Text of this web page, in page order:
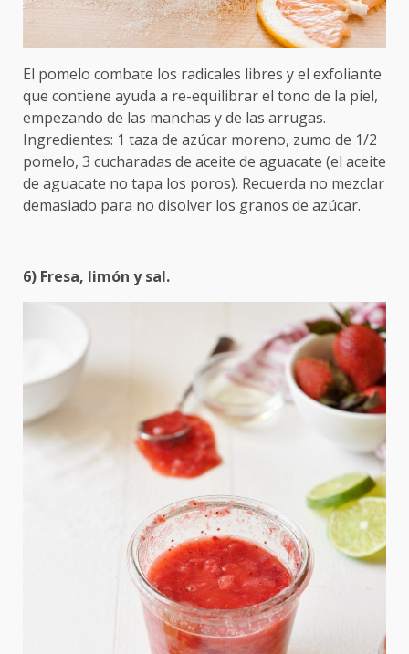
El pomelo combate los radicales libres y el exfoliante
que contiene ayuda a re-equilibrar el tono de la piel,
empezando de las manchas y de las arrugas.
Ingredientes: 1 taza de azúcar moreno, zumo de 1/2
pomelo, 3 cucharadas de aceite de aguacate (el aceite
de aguacate no tapa los poros). Recuerda no mezclar
demasiado para no disolver los granos de azúcar.
6) Fresa, limón y sal.